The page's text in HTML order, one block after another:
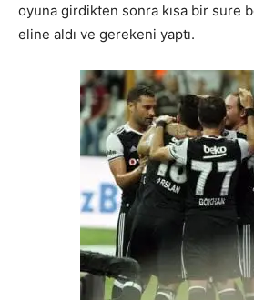
oyuna girdikten sonra kısa bir sure
eline aldı ve gerekeni yaptı.